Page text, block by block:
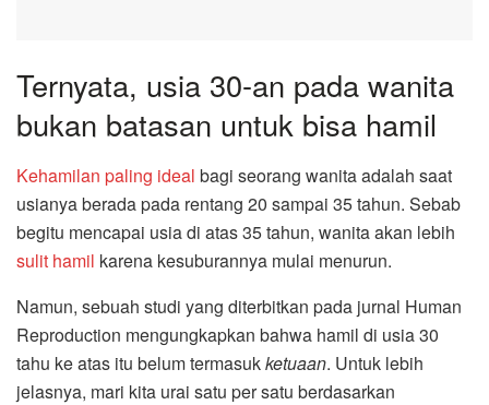
Ternyata, usia 30-an pada wanita
bukan batasan untuk bisa hamil
Kehamilan paling ideal bagi seorang wanita adalah saat
usianya berada pada rentang 20 sampai 35 tahun. Sebab
begitu mencapai usia di atas 35 tahun, wanita akan lebih
sulit hamil karena kesuburannya mulai menurun.
Namun, sebuah studi yang diterbitkan pada jurnal Human
Reproduction mengungkapkan bahwa hamil di usia 30
tahu ke atas itu belum termasukketuaan. Untuk lebih
jelasnya, mari kita urai satu per satu berdasarkan